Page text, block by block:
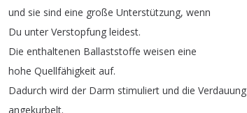
und sie sind eine große Unterstützung, wenn
Du unter Verstopfung leidest.
Die enthaltenen Ballaststoffe weisen eine
hohe Quellfähigkeit auf.
Dadurch wird der Darm stimuliert und die Verdauung
angekurbelt.